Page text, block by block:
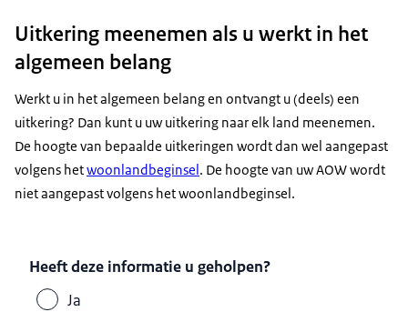
Uitkering meenemen als u werkt in het
algemeen belang
Werkt u in het algemeen belang en ontvangt u (deels) een
uitkering? Dan kunt u uw uitkering naar elk land meenemen.
De hoogte van bepaalde uitkeringen wordt dan wel aangepast
volgens hetwoonlandbeginsel. De hoogte van uw AOW wordt
niet aangepast volgens het woonlandbeginsel.
Heeft deze informatie u geholpen?
Ja